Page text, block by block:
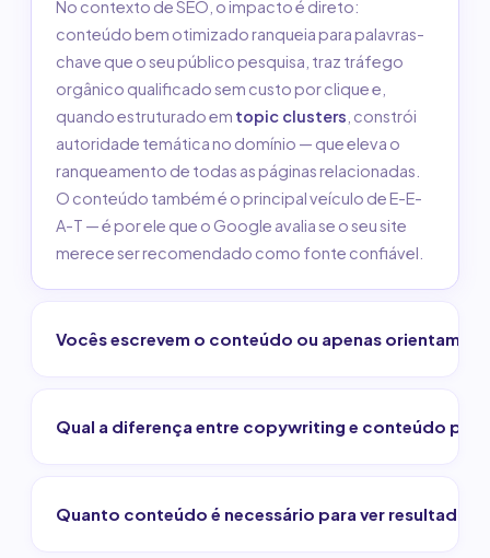
No contexto de SEO, o impacto é direto:
conteúdo bem otimizado ranqueia para palavras-
chave que o seu público pesquisa, traz tráfego
orgânico qualificado sem custo por clique e,
quando estruturado em topic clusters , constrói
autoridade temática no domínio — que eleva o
ranqueamento de todas as páginas relacionadas.
O conteúdo também é o principal veículo de E-E-
A-T — é por ele que o Google avalia se o seu site
merece ser recomendado como fonte confiável.
Vocês escrevem o conteúdo ou apenas orientam?
Qual a diferença entre copywriting e conteúdo para
Quanto conteúdo é necessário para ver resultado?